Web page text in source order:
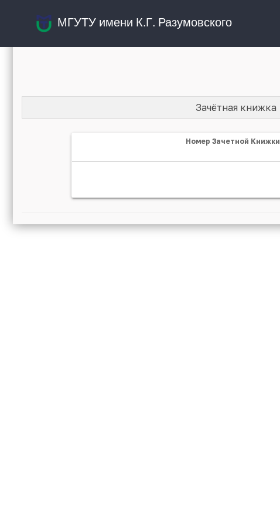
МГУТУ имени К.Г. Разумовского
Зачётная книжка
Номер Зачетной Книжки